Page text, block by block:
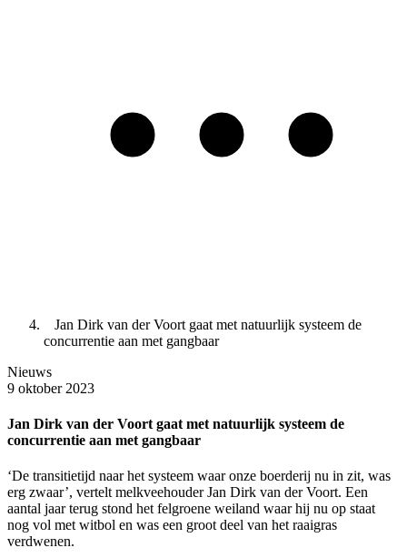
Jan Dirk van der Voort gaat met natuurlijk systeem de
concurrentie aan met gangbaar
Nieuws
9 oktober 2023
Jan Dirk van der Voort gaat met natuurlijk systeem de
concurrentie aan met gangbaar
‘De transitietijd naar het systeem waar onze boerderij nu in zit, was
erg zwaar’, vertelt melkveehouder Jan Dirk van der Voort. Een
aantal jaar terug stond het felgroene weiland waar hij nu op staat
nog vol met witbol en was een groot deel van het raaigras
verdwenen.